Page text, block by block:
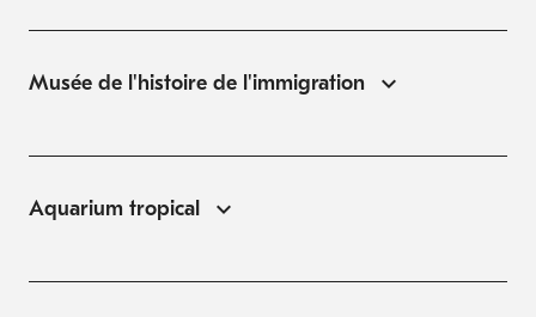
Musée de l'histoire de l'immigration
Aquarium tropical